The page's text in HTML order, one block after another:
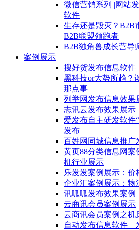
微信营销系列 |网站
软件
生存还是毁灭？B2B
B2B联盟领跑者
B2B独角兽成长营导
案例展示
搜好货发布信息软件
黑科技or大势所趋？
那点事
列举网发布信息效果
志讯云发布效果展示
爱发布自主研发软件
发布
百姓网同城信息推广
黄页88分类信息网
机行业展示
乐发发案例展示：价
企业汇案例展示：物
讯呱呱发布效果案例
云商讯会员案例展示
云商讯会员案例之机
自动发布信息软件—